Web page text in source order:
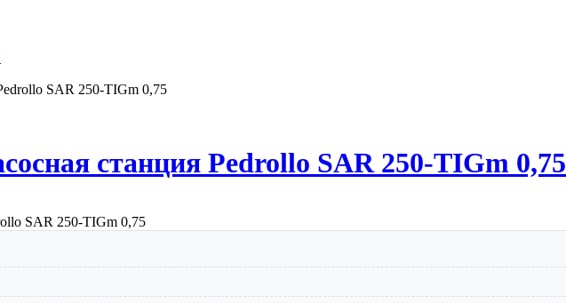
SAR 250-TIGm 0,75
станция Pedrollo SAR 250-TIGm 0,75